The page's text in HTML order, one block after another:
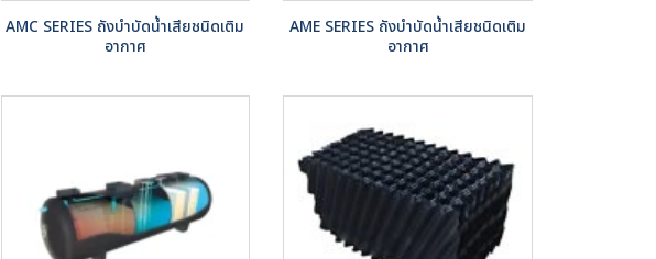
AMC SERIES ถังบำบัดน้ำเสียชนิดเติม
อากาศ
AME SERIES ถังบำบัดน้ำเสียชนิดเติม
อากาศ